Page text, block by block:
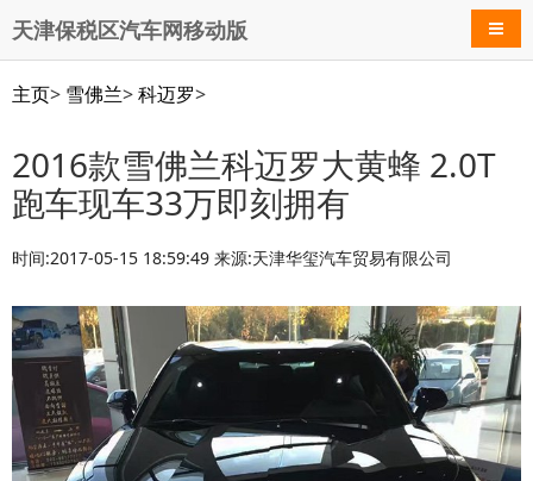
天津保税区汽车网移动版 导航
主页> 雪佛兰>科迈罗>
2016款雪佛兰科迈罗大黄蜂 2.0T
跑车现车33万即刻拥有
时间:2017-05-15 18:59:49 来源:天津华玺汽车贸易有限公司